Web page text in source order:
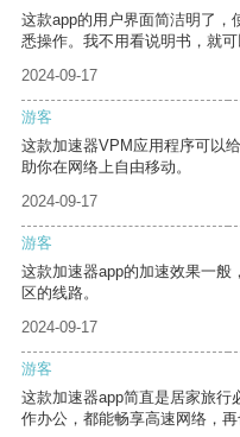
这款app的用户界面简洁明了，
悉操作。我不用看说明书，就可
2024-09-17
游客
这款加速器VPM应用程序可以
助你在网络上自由移动。
2024-09-17
游客
这款加速器app的加速效果一般
区的线路。
2024-09-17
游客
这款加速器app简直是居家旅行
作办公，都能畅享高速网络，再